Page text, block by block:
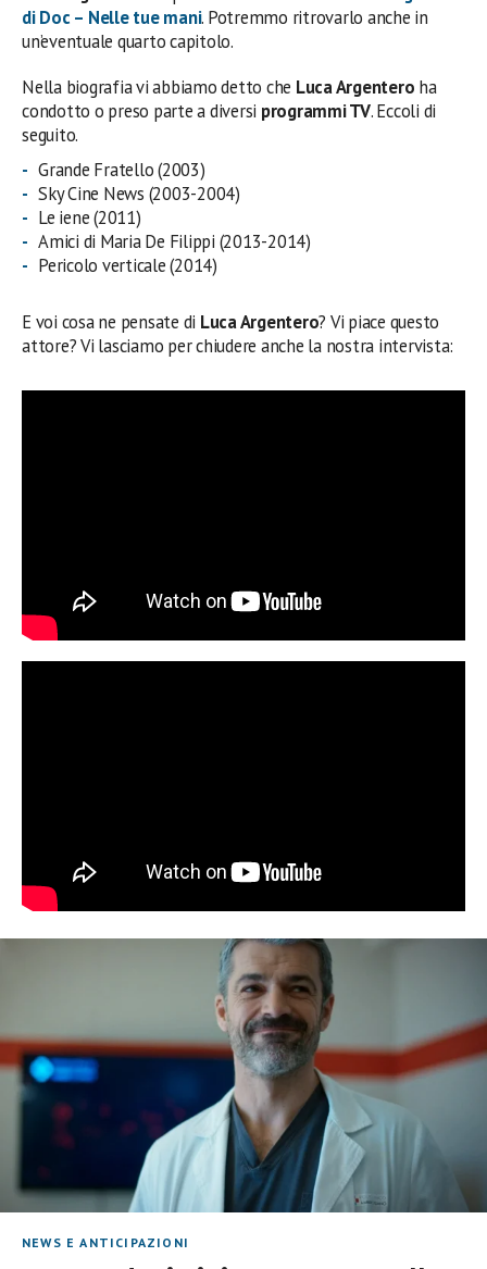
di Doc – Nelle tue mani. Potremmo ritrovarlo anche in
un’eventuale quarto capitolo.
Nella biografia vi abbiamo detto che Luca Argentero ha
condotto o preso parte a diversi programmi TV. Eccoli di
seguito.
Grande Fratello (2003)
Sky Cine News (2003-2004)
Le iene (2011)
Amici di Maria De Filippi (2013-2014)
Pericolo verticale (2014)
E voi cosa ne pensate di Luca Argentero? Vi piace questo
attore? Vi lasciamo per chiudere anche la nostra intervista:
NEWS E ANTICIPAZIONI